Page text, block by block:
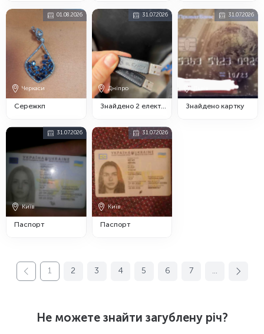
01.08.2026
Черкаси
Сережкп
31.07.2026
Дніпро
Знайдено 2 електронні ключі
31.07.2026
Знайдено картку
31.07.2026
Київ
Паспорт
31.07.2026
Київ
Паспорт
1 2 3 4 5 6 7 ...
Не можете знайти загублену рiч?